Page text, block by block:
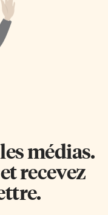
médias.
recevez